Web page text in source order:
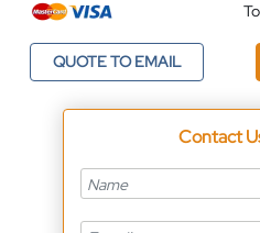
QUOTE TO EMAIL
Contact